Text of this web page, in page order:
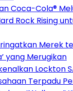
Coca-Cola®
Rock Rising
Merek
yang Merugikan
Lockton
Terpadu